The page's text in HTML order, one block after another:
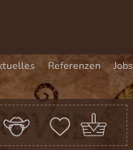
Referenzen Jobs